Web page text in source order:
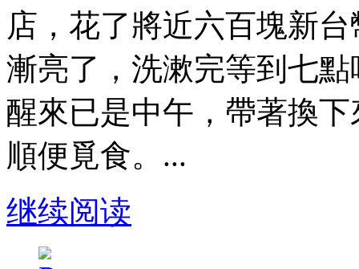
店，花了將近六百塊新
漸亮了，洗漱完等到七
醒來已是中午，帶著換
順便覓食。...
继续阅读